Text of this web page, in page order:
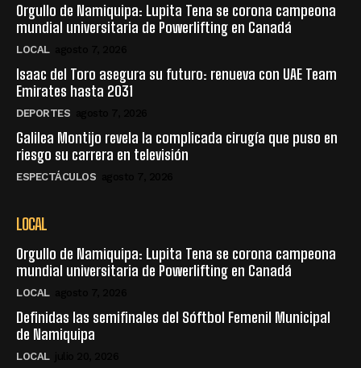
Orgullo de Namiquipa: Lupita Tena se corona campeona
mundial universitaria de Powerlifting en Canadá
LOCAL
Isaac del Toro asegura su futuro: renueva con UAE Team
Emirates hasta 2031
DEPORTES
Galilea Montijo revela la complicada cirugía que puso en
riesgo su carrera en televisión
ESPECTÁCULOS
LOCAL
Orgullo de Namiquipa: Lupita Tena se corona campeona
mundial universitaria de Powerlifting en Canadá
LOCAL
Definidas las semifinales del Sóftbol Femenil Municipal
de Namiquipa
LOCAL